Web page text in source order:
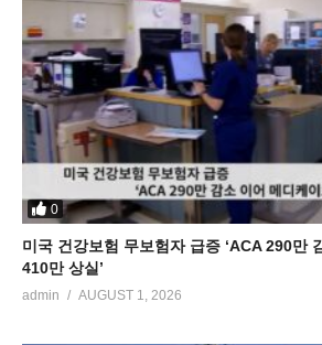
0
미국 건강보험 무보험자 급증 ‘ACA 290만
410만 상실’
admin AUGUST 1, 2026